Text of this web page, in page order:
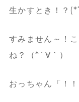
生かすとき！？
すみません～！
ね？（*´∀｀）
おっちゃん「！